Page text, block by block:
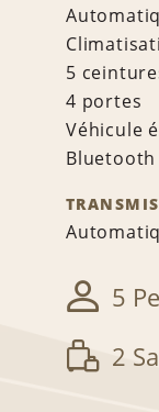
5
4 portes
Véhicule
Bluetooth
5
2